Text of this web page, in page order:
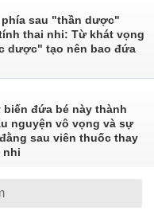
sau "thần dược"
thai nhi: Từ khát vọng
dược" tạo nên bao đứa
đứa bé này thành
nguyện vô vọng và sự
sau viên thuốc thay
nhi